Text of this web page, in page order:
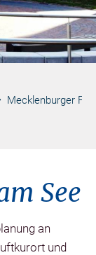
Mecklenburger
See
an
und